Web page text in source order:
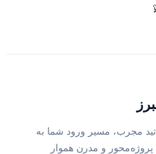
مجرب، مسیر ورود شما به
پروژه‌محور و مدرن هموار